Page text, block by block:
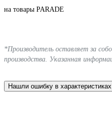
на товары PARADE
*Производитель оставляет за
производства. Указанная
Нашли ошибку в